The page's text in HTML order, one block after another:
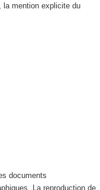
la mention explicite du
documents
La reproduction de